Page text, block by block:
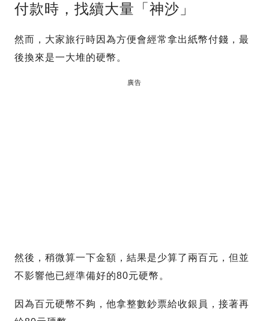
付款時，找續大量「神沙」
然而，大家旅行時因為方便會經常拿出紙幣付錢，最
後換來是一大堆的硬幣。
廣告
然後，稍微算一下金額，結果是少算了兩百元，但並
不影響他已經準備好的80元硬幣。
因為百元硬幣不夠，他拿整數鈔票給收銀員，接著再